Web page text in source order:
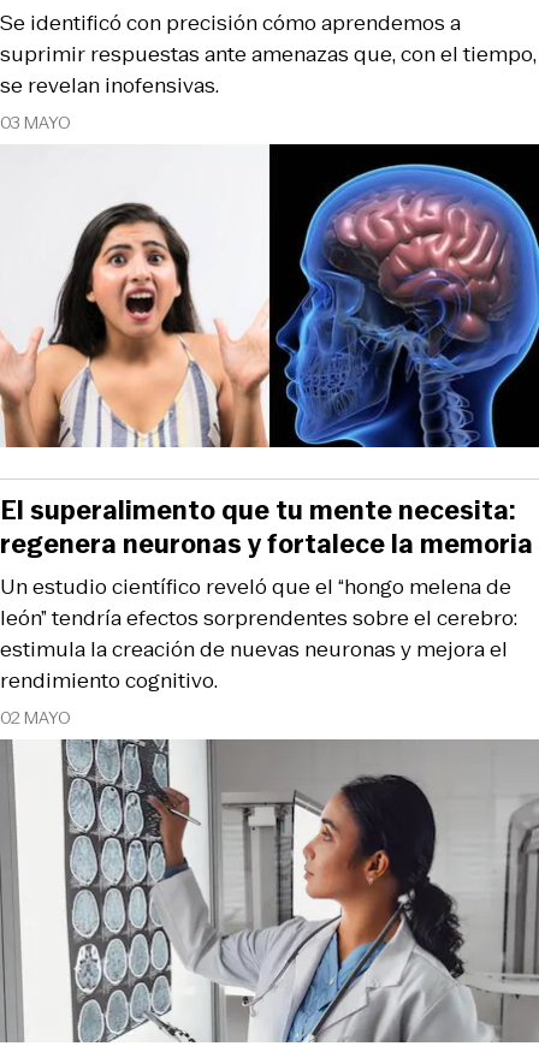
03 MAYO
Se identificó con precisión cómo aprendemos a
suprimir respuestas ante amenazas que, con el tiempo,
se revelan inofensivas.
02 MAYO
Un estudio científico reveló que el “hongo melena de
león” tendría efectos sorprendentes sobre el cerebro:
estimula la creación de nuevas neuronas y mejora el
rendimiento cognitivo.
El superalimento que tu mente necesita:
regenera neuronas y fortalece la memoria